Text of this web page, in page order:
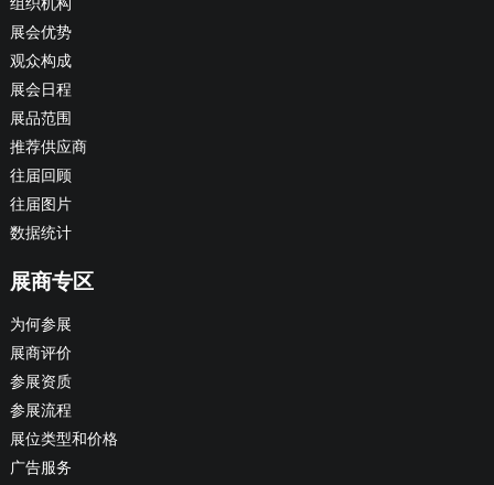
组织机构
展会优势
观众构成
展会日程
展品范围
推荐供应商
往届回顾
往届图片
数据统计
展商专区
为何参展
展商评价
参展资质
参展流程
展位类型和价格
广告服务